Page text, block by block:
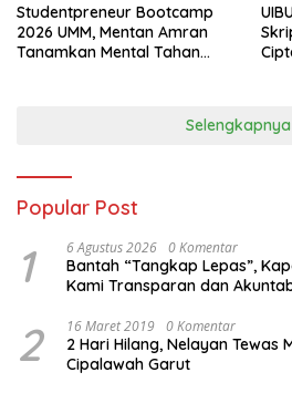
Studentpreneur Bootcamp
2026 UMM, Mentan Amran
Tanamkan Mental Tahan
Selengkapnya
Popular Post
1 6 Agustus 2026 0 Komentar
Bantah “Tangkap Lepas”,
Kami Transparan dan
2 16 Maret 2019 0 Komentar
2 Hari Hilang, Nelayan Tewas
Cipalawah Garut